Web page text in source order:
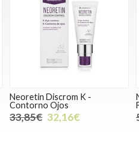
K -
Neostrata Cellular
Firming Collagen
56,75€